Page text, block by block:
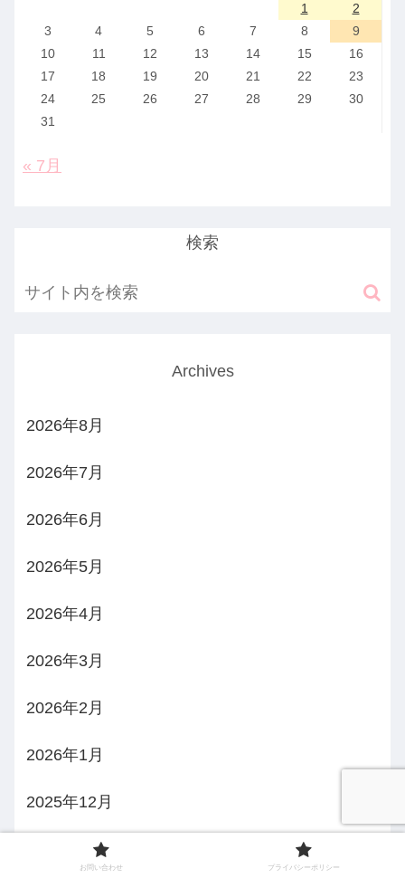
1
2
3
4 5 6 7 8
9
10
11 12 13 14 15
16
17
18 19 20 21 22
23
24
25 26 27 28 29
30
31
« 7月
検索
Archives
2026年8月
2026年7月
2026年6月
2026年5月
2026年4月
2026年3月
2026年2月
2026年1月
2025年12月
2025年11月
お問い合わせ プライバシーポリシー